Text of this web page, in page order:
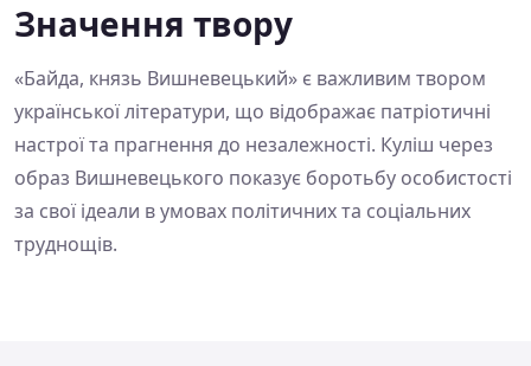
Значення твору
«Байда, князь Вишневецький» є важливим твором
української літератури, що відображає патріотичні
настрої та прагнення до незалежності. Куліш через
образ Вишневецького показує боротьбу особистості
за свої ідеали в умовах політичних та соціальних
труднощів.